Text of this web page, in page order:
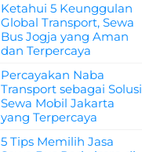
Ketahui 5 Keunggulan
Global Transport, Sewa
Bus Jogja yang Aman
dan Terpercaya
Percayakan Naba
Transport sebagai Solusi
Sewa Mobil Jakarta
yang Terpercaya
5 Tips Memilih Jasa